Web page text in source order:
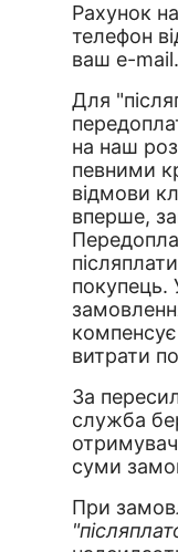
Рахунок
телефон
ваш e-mail.
Для
на наш
певними
відмови
вперше,
покупець.
компенсує
витрати
За
служба
суми
При